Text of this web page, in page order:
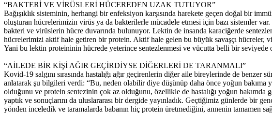
“BAKTERİ VE VİRÜSLERİ HÜCEREDEN UZAK TUTUYOR”
Bağışıklık sisteminin, herhangi bir enfeksiyon karşısında harekete geçen doğal bir
oluşturan hücrelerimizin virüs ya da bakterilerle mücadele etmesi için bazı sistemler
bakteri ve virüslerin hücre duvarında bulunuyor. Lektin de insanda karaciğerde
hücrelerimizi aktif hale getiren bir protein. Aktif hale gelen bu büyük savaşçı hücreler,
Yani bu lektin proteininin hücrede yeterince sentezlenmesi ve vücutta belli bir seviyede
“AİLEDE BİR KİŞİ AĞIR GEÇİRDİYSE DİĞERLERİ DE TARANMALI”
Kovid-19 salgını sırasında hastalığı ağır geçirenlerin diğer aile bireylerinde de
anlatarak şu bilgileri verdi: “Bu, neden olabilir diye düşünüp daha önce yoğun bakıma
olduğunu ve protein sentezinin çok az olduğunu, özellikle de hastalığı yoğun
yaptık ve sonuçlarını da uluslararası bir dergide yayınladık. Geçtiğimiz günlerde bir
yönden inceledik ve taramalarda babanın hiç protein üretmediğini, annenin tamamen